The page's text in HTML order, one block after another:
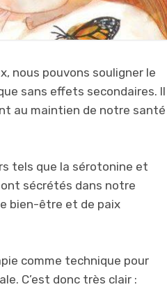
nous pouvons souligner le
sans effets secondaires. Il
au maintien de notre santé
tels que la sérotonine et
sécrétés dans notre
bien-être et de paix
comme technique pour
C’est donc très clair :